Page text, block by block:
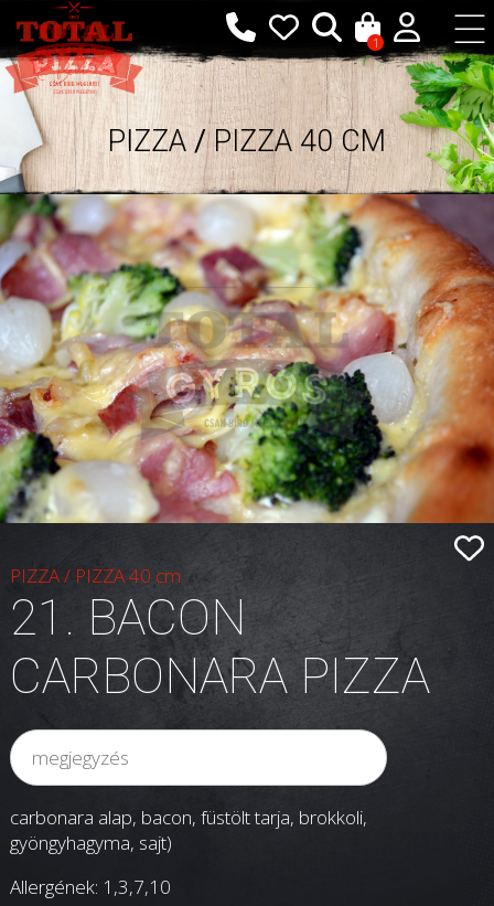
1
PIZZA/PIZZA 40 CM
PIZZA/ PIZZA 40 cm
21. BACON
CARBONARA PIZZA
carbonara alap, bacon, füstölt tarja, brokkoli,
gyöngyhagyma, sajt)
Allergének: 1,3,7,10